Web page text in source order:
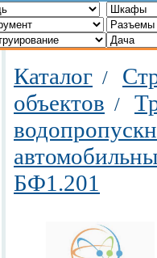
Каталог /
объектов /
БФ1.201